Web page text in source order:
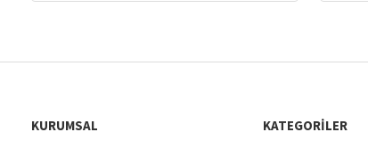
KURUMSAL
KATEGORILER